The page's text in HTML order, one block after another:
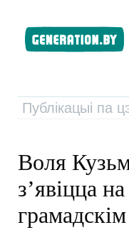
Публікацыі па
Воля
з’явіцца